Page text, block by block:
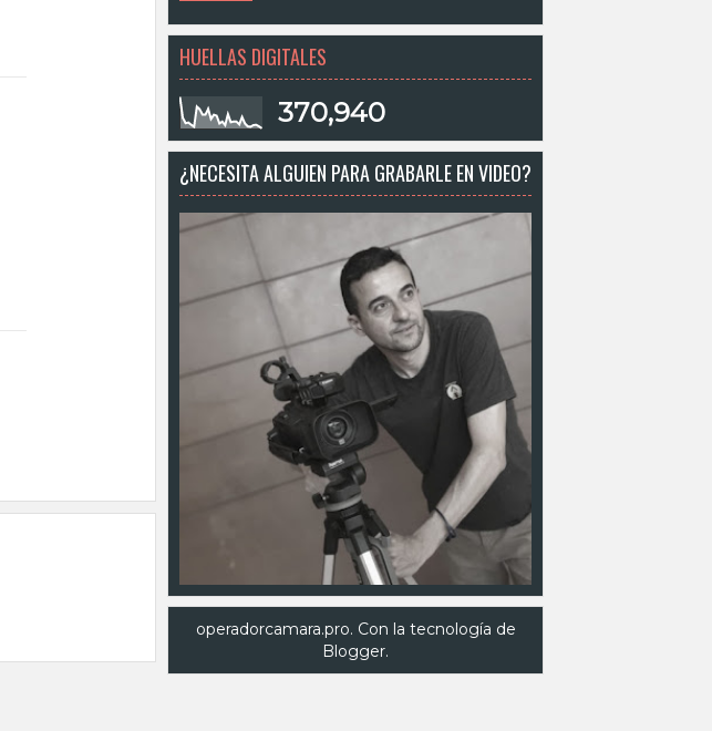
HUELLAS DIGITALES
370,940
¿NECESITA ALGUIEN PARA GRABARLE EN VIDEO?
operadorcamara.pro. Con la tecnología de
Blogger.